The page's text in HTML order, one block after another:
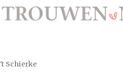
't Schierke